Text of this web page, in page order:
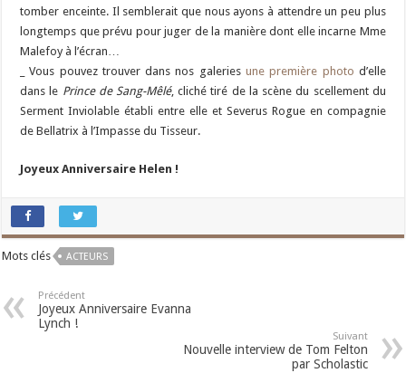
tomber enceinte. Il semblerait que nous ayons à attendre un peu plus
longtemps que prévu pour juger de la manière dont elle incarne Mme
Malefoy à l’écran…
_ Vous pouvez trouver dans nos galeries une première photo d’elle
dans le Prince de Sang-Mêlé, cliché tiré de la scène du scellement du
Serment Inviolable établi entre elle et Severus Rogue en compagnie
de Bellatrix à l’Impasse du Tisseur.
Joyeux Anniversaire Helen !
Mots clés ACTEURS
Précédent
Joyeux Anniversaire Evanna
Lynch !
Suivant
Nouvelle interview de Tom Felton
par Scholastic